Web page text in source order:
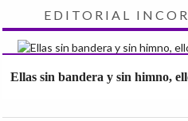
EDITORIAL
Ellas sin bandera y sin himno,